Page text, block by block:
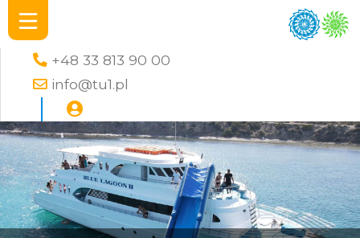
+48 33 813 90 00
info@tu1.pl